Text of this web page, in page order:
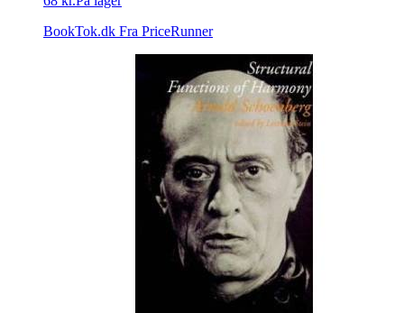
BookTok.dk Fra PriceRunner